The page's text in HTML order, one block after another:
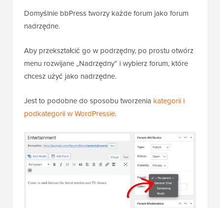
Domyślnie bbPress tworzy każde forum jako forum
nadrzędne.
Aby przekształcić go w podrzędny, po prostu otwórz
menu rozwijane „Nadrzędny” i wybierz forum, które
chcesz użyć jako nadrzędne.
Jest to podobne do sposobu tworzenia kategorii i
podkategorii w WordPressie.